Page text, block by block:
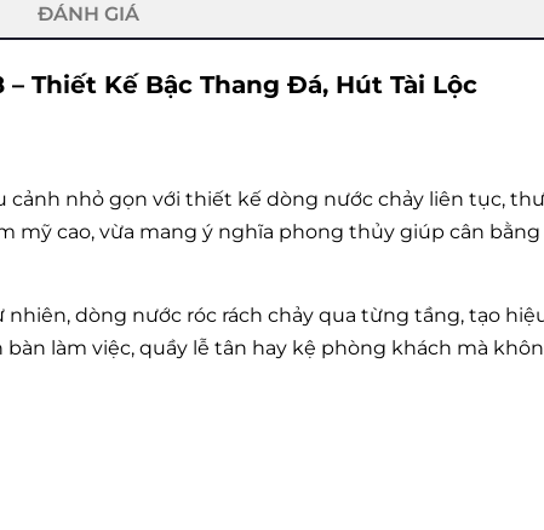
ĐÁNH GIÁ
Thiết Kế Bậc Thang Đá, Hút Tài Lộc
nhỏ gọn với thiết kế dòng nước chảy liên tục,
mỹ cao, vừa mang ý nghĩa phong thủy giúp cân
dòng nước róc rách chảy qua từng tầng, tạo
làm việc, quầy lễ tân hay kệ phòng khách mà